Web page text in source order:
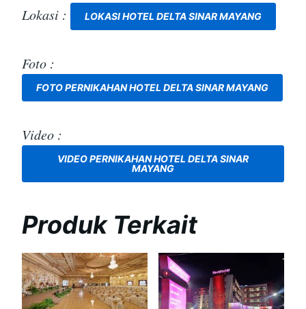
Lokasi : LOKASI HOTEL DELTA SINAR MAYANG
Foto :
FOTO PERNIKAHAN HOTEL DELTA SINAR MAYANG
Video :
VIDEO PERNIKAHAN HOTEL DELTA SINAR
MAYANG
Produk Terkait